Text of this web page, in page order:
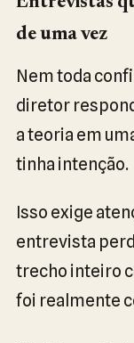
de uma vez
Nem toda
diretor
a teoria em
tinha intenção.
Isso exige
entrevista
trecho inteiro
foi realmente